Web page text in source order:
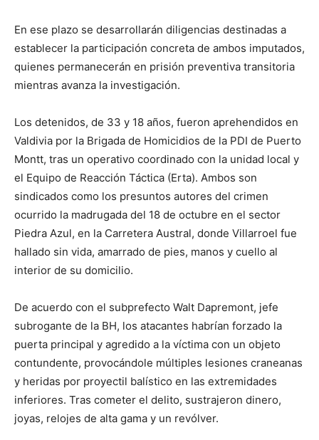
En ese plazo se desarrollarán diligencias destinadas a
establecer la participación concreta de ambos imputados,
quienes permanecerán en prisión preventiva transitoria
mientras avanza la investigación.
Los detenidos, de 33 y 18 años, fueron aprehendidos en
Valdivia por la Brigada de Homicidios de la PDI de Puerto
Montt, tras un operativo coordinado con la unidad local y
el Equipo de Reacción Táctica (Erta). Ambos son
sindicados como los presuntos autores del crimen
ocurrido la madrugada del 18 de octubre en el sector
Piedra Azul, en la Carretera Austral, donde Villarroel fue
hallado sin vida, amarrado de pies, manos y cuello al
interior de su domicilio.
De acuerdo con el subprefecto Walt Dapremont, jefe
subrogante de la BH, los atacantes habrían forzado la
puerta principal y agredido a la víctima con un objeto
contundente, provocándole múltiples lesiones craneanas
y heridas por proyectil balístico en las extremidades
inferiores. Tras cometer el delito, sustrajeron dinero,
joyas, relojes de alta gama y un revólver.